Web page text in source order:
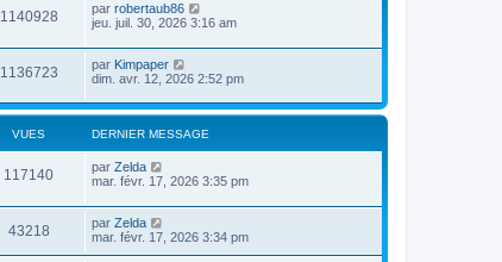
1140928 par robertaub86
jeu. juil. 30, 2026 3:16 am
1136723 par Kimpaper
dim. avr. 12, 2026 2:52 pm
VUES DERNIER MESSAGE
117140 par Zelda
mar. févr. 17, 2026 3:35 pm
43218 par Zelda
mar. févr. 17, 2026 3:34 pm